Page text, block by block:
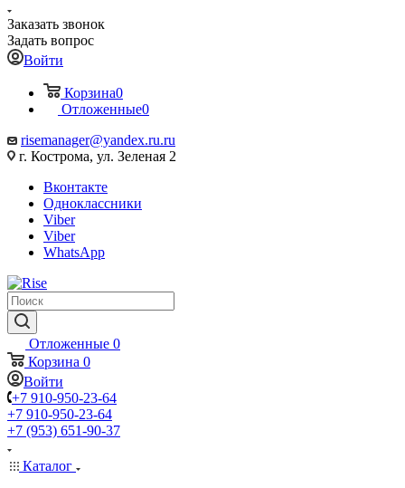
Заказать звонок
Задать вопрос
Войти
Корзина0
Отложенные0
risemanager@yandex.ru.ru
г. Кострома, ул. Зеленая 2
Вконтакте
Одноклассники
Viber
Viber
WhatsApp
Отложенные 0
Корзина 0
Войти
+7 910-950-23-64
+7 910-950-23-64
+7 (953) 651-90-37
Каталог